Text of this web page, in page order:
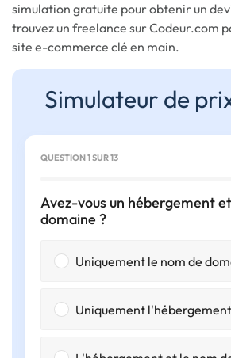
simulation gratuite pour obtenir un
trouvez un freelance sur Codeur.com
site e-commerce clé en main.
Simulateur de
QUESTION 1 SUR 13
Avez-vous un hébergement
domaine ?
Uniquement le nom de
Uniquement l'hébergement